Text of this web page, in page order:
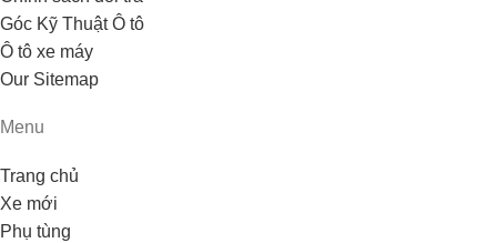
Góc Kỹ Thuật Ô tô
Ô tô xe máy
Our Sitemap
Menu
Trang chủ
Xe mới
Phụ tùng